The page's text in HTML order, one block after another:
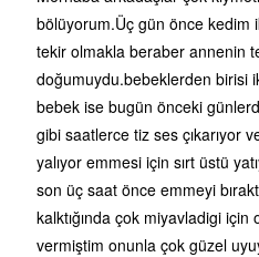
bölüyorum.Üç gün önce kedim
tekir olmakla beraber annenin
doğumuydu.bebeklerden birisi
bebek ise bugün önceki
gibi saatlerce tiz ses çıkarıyor
yalıyor emmesi için sırt üstü
son üç saat önce emmeyi
kalktığında çok miyavladigi için
vermiştim onunla çok güzel